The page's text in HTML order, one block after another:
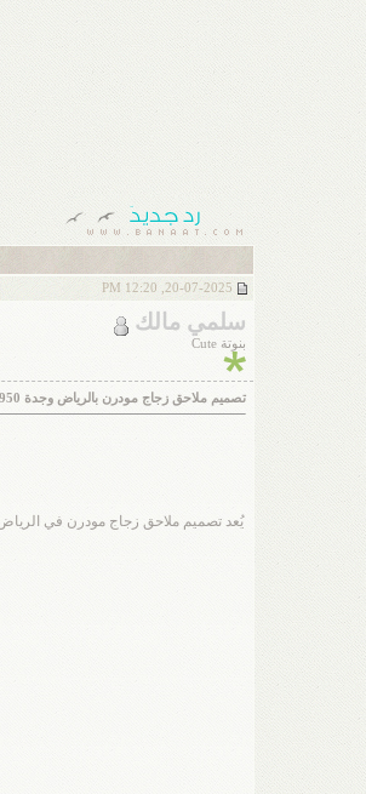
سلمي مالك
بنوتة Cute
تصميم ملاحق زجاج مودرن بالرياض وجدة 0501543950
يُعد تصميم ملاحق زجاج مودرن في